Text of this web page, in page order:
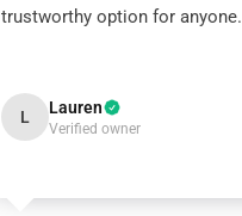
trustworthy option for anyone.
L Lauren
Verified owner